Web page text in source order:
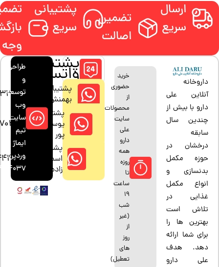
ارسال
سریع
تضمین
اصالت
پشتیبانی
سریع
وجه
داروخانه
آنلاین علی
دارو با بیش از
چندین سال
سابقه
درخشان در
حوزه مکمل
بدنسازی و
انواع مکمل
غذایی در
تلاش است
بهترین ها را
برای شما ارائه
دهد. هدف
علی دارو
خرید
حضوری
از
محصولات
سایت
علی
دارو
همه
روزه
تا
ساعت
19
شب
(غیر
از
روز
های
تعطیل)
پشتیبانی
واتساپ
پشتیبان:
بهمنش
پشتیبان:
یوسف
پور
پشتیبان:
اسمعیل
زاده
طراحی
و
توسعه
وب
سایت:
تیم
ایماژ
وردپرس